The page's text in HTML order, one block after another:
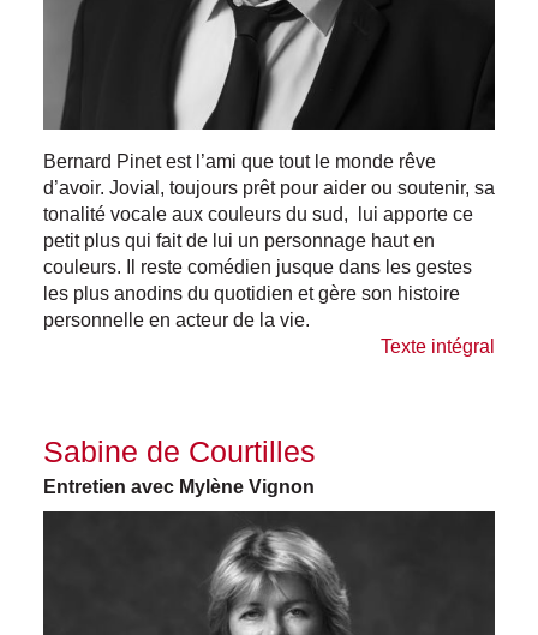
Bernard Pinet est l’ami que tout le monde rêve
d’avoir. Jovial, toujours prêt pour aider ou soutenir, sa
tonalité vocale aux couleurs du sud, lui apporte ce
petit plus qui fait de lui un personnage haut en
couleurs. Il reste comédien jusque dans les gestes
les plus anodins du quotidien et gère son histoire
personnelle en acteur de la vie.
Texte intégral
Sabine de Courtilles
Entretien avec Mylène Vignon